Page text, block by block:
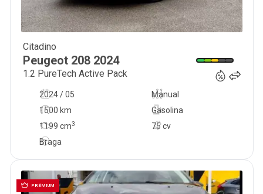
Citadino
Peugeot 208 2024
1.2 PureTech Active Pack
2024 / 05
Manual
1500 km
75 cv
Gasolina
1199 cm3
Braga
PRÉMIUM